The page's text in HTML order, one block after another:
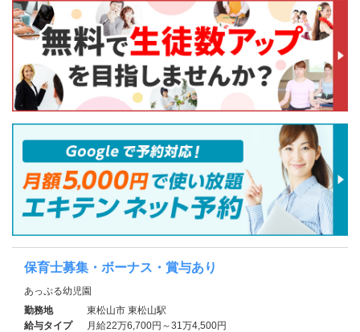
保育士募集・ボーナス・賞与あり
あっぷる幼児園
勤務地
東松山市 東松山駅
給与タイプ
月給22万6,700円～31万4,500円